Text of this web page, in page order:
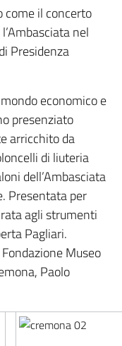
come il concerto
nel
Presidenza
economico e
presenziato
arricchito da
di liuteria
dell’Ambasciata
Presentata per
agli strumenti
Pagliari.
Museo
Paolo